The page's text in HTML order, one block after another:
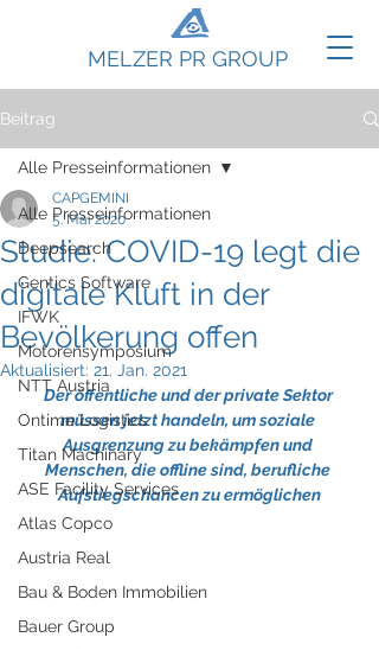
MELZER PR GROUP
Beitrag
Alle Presseinformationen
Deepsearch
Gentics Software
IFWK
Motorensymposium
NTT Austria
Ontime Logistics
Titan Machinary
ASE Facility Services
Atlas Copco
Austria Real
Bau & Boden Immobilien
Bauer Group
Alle Presseinformationen
Studie: COVID-19 legt die
digitale Kluft in der
Bevölkerung offen
CAPGEMINI
5. Mai 2020
Aktualisiert: 21. Jan. 2021
Der öffentliche und der private Sektor
müssen jetzt handeln, um soziale
Ausgrenzung zu bekämpfen und
Menschen, die offline sind, berufliche
Aufstiegschancen zu ermöglichen